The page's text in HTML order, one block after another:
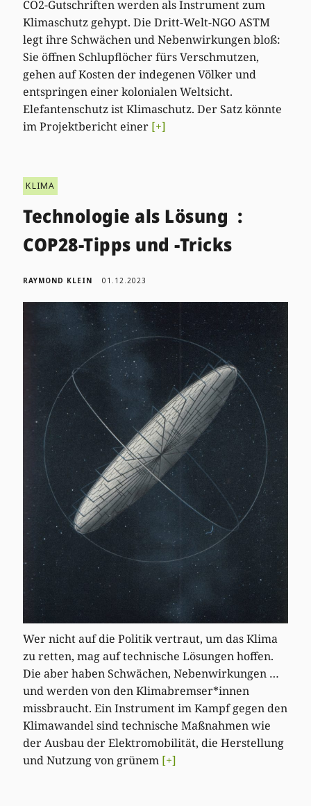
CO2-Gutschriften werden als Instrument zum
Klimaschutz gehypt. Die Dritt-Welt-NGO ASTM
legt ihre Schwächen und Nebenwirkungen bloß:
Sie öffnen Schlupflöcher fürs Verschmutzen,
gehen auf Kosten der indegenen Völker und
entspringen einer kolonialen Weltsicht.
Elefantenschutz ist Klimaschutz. Der Satz könnte
im Projektbericht einer [+]
KLIMA
Technologie als Lösung :
COP28-Tipps und -Tricks
RAYMOND KLEIN 01.12.2023
Wer nicht auf die Politik vertraut, um das Klima
zu retten, mag auf technische Lösungen hoffen.
Die aber haben Schwächen, Nebenwirkungen …
und werden von den Klimabremser*innen
missbraucht. Ein Instrument im Kampf gegen den
Klimawandel sind technische Maßnahmen wie
der Ausbau der Elektromobilität, die Herstellung
und Nutzung von grünem [+]